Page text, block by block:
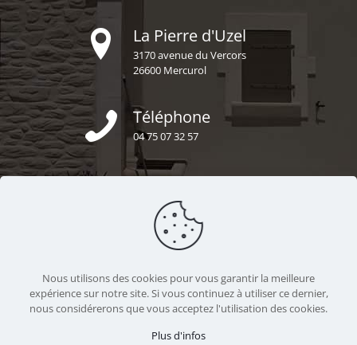
La Pierre d'Uzel
3170 avenue du Vercors
26600 Mercurol
Téléphone
04 75 07 32 57
E-mail
secretariat@uzel-construction.fr
Nous sommes ensemble
https://uzel-construction.fr
Nous utilisons des cookies pour vous garantir la meilleure
expérience sur notre site. Si vous continuez à utiliser ce dernier,
nous considérerons que vous acceptez l'utilisation des cookies.
Plus d'infos